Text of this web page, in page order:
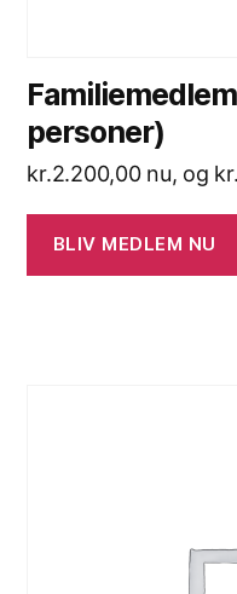
personer)
kr.2.200,00 nu, og kr.
BLIV MEDLEM NU